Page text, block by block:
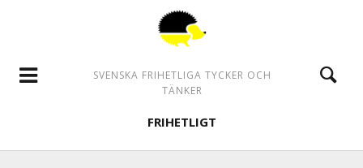
SVENSKA FRIHETLIGA TYCKER OCH
TÄNKER
FRIHETLIGT